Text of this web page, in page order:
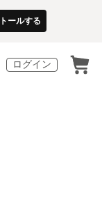
ールする
ログイン